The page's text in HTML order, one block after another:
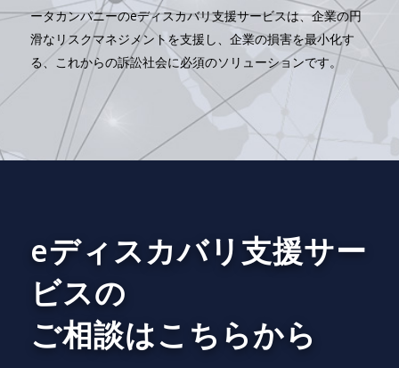
ータカンパニーのeディスカバリ支援サービスは、企業の円
滑なリスクマネジメントを支援し、企業の損害を最小化す
る、これからの訴訟社会に必須のソリューションです。
eディスカバリ支援サー
ビスの
ご相談はこちらから